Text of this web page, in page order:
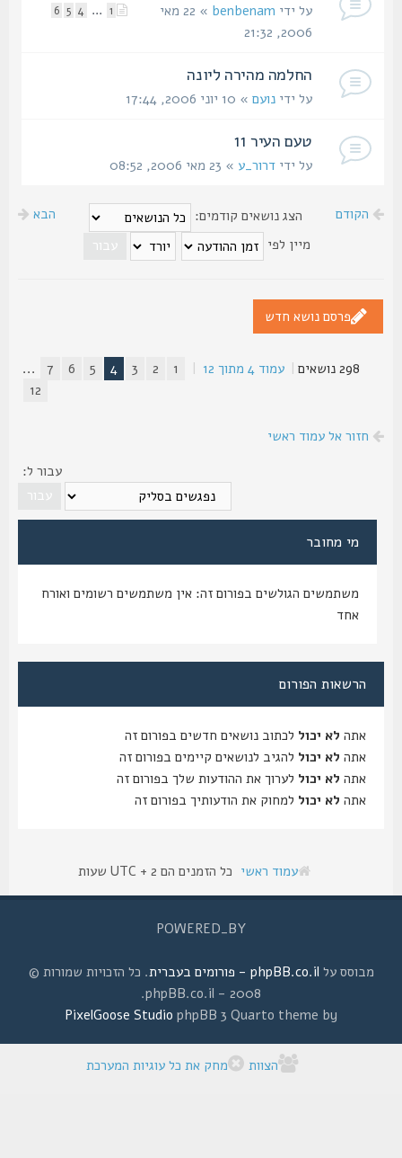
...
4
5
6 על ידיbenbenam
» 22 מאי
2006, 21:32
החלמה מהירה ליונה
על ידינועם » 10 יוני 2006, 17:44
טעם העיר 11
על ידידרור_ע» 23 מאי 2006, 08:52
הקודם
הצג נושאים קודמים:
מיין לפי
פרסם נושא חדש
| עמוד4מתוך12
|
1
5
7
...
חזור אל עמוד ראשי
עבור ל:
מי מחובר
משתמשים הגולשים בפורום זה: אין משתמשים רשומים ואורח
הרשאות הפורום
לא יכול לכתוב נושאים חדשים בפורום זה
לא יכול להגיב לנושאים קיימים בפורום זה
לא יכול לערוך את ההודעות שלך בפורום זה
לא יכול למחוק את הודעותיך בפורום זה
עמוד ראשי כל הזמנים הם UTC + 2 שעות
POWERED_BY
מבוסס עלphpBB.co.il - פורומים בעברית
. כל הזכויות שמורות ©
2008 - phpBB.co.il.
phpBB 3 Quarto theme by
PixelGoose Studio
הצוות מחק את כל עוגיות המערכת